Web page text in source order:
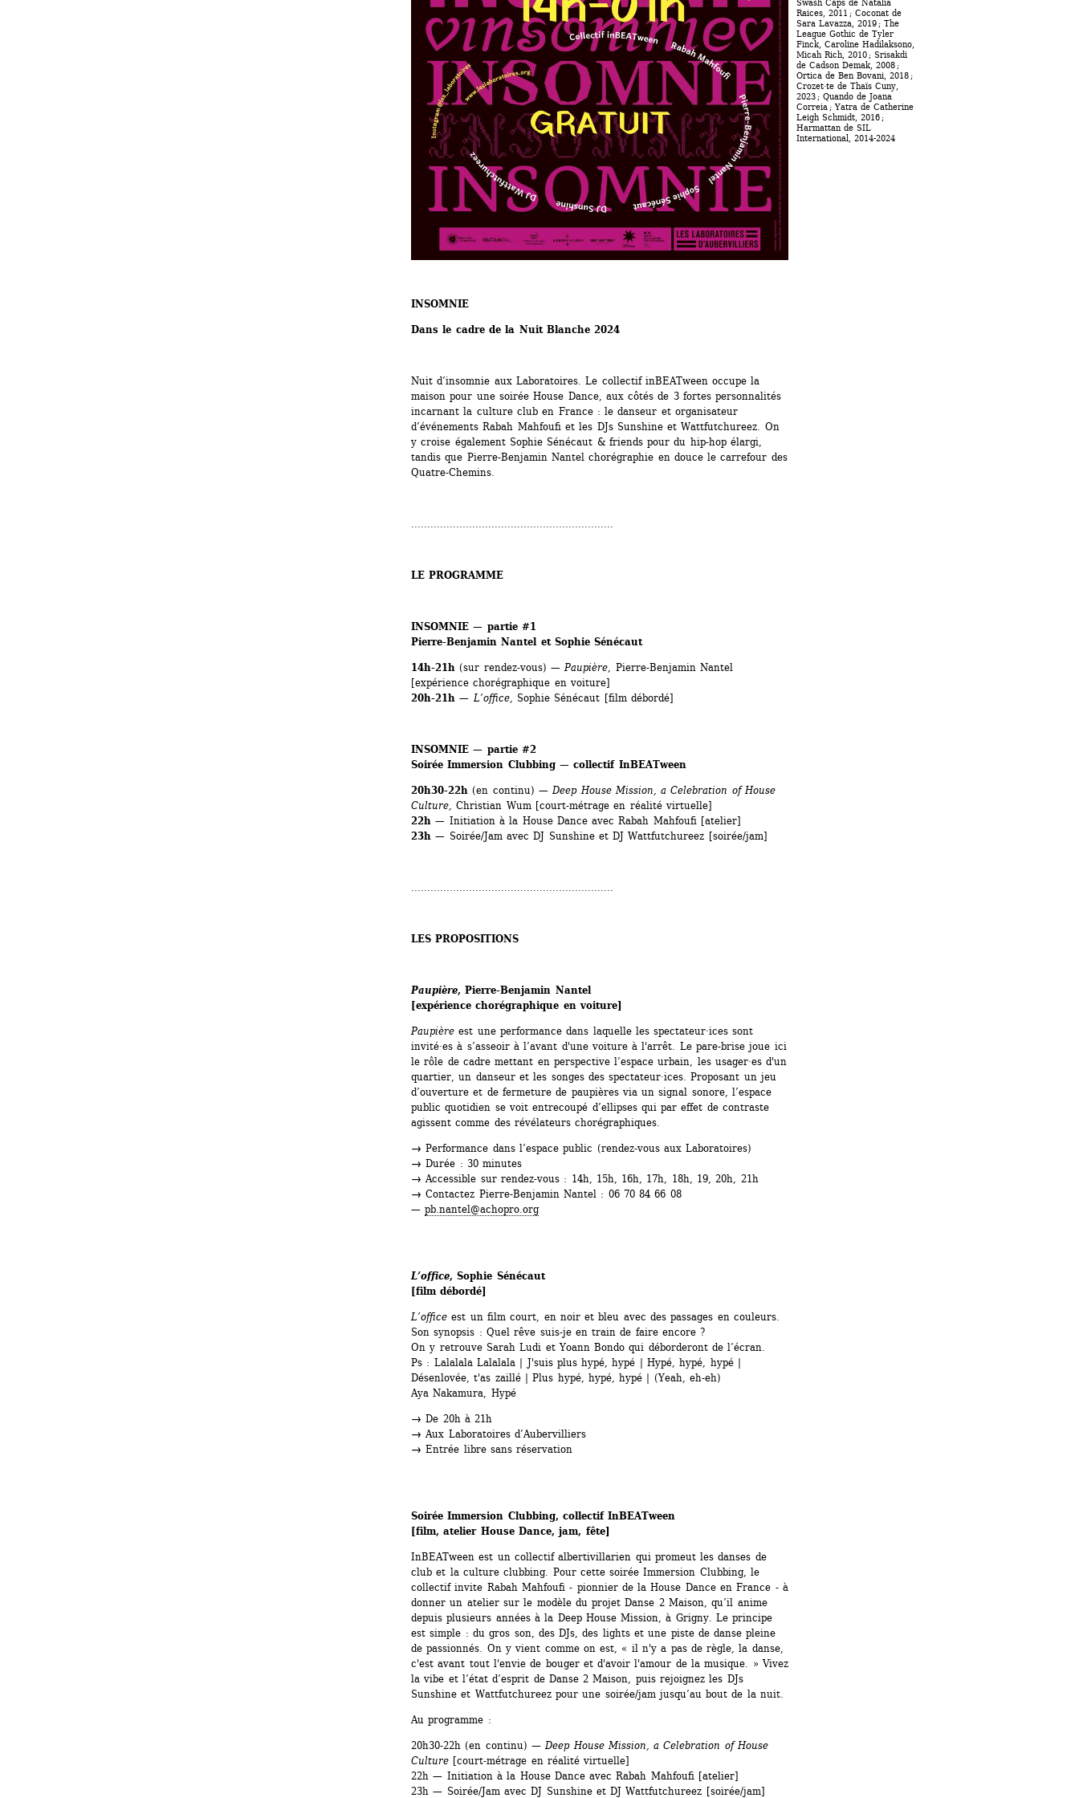
INSOMNIE
Dans le cadre de la Nuit Blanche 2024
Nuit d’insomnie aux Laboratoires. Le collectif inBEATween occupe la
maison pour une soirée House Dance, aux côtés de 3 fortes personnalités
incarnant la culture club en France : le danseur et organisateur
d’événements Rabah Mahfoufi et les DJs Sunshine et Wattfutchureez. On
y croise également Sophie Sénécaut & friends pour du hip-hop élargi,
tandis que Pierre-Benjamin Nantel chorégraphie en douce le carrefour des
Quatre-Chemins.
...............................................................
LE PROGRAMME
INSOMNIE — partie #1
Pierre-Benjamin Nantel et Sophie Sénécaut
14h-21h (sur rendez-vous) — Paupière, Pierre-Benjamin Nantel
[expérience chorégraphique en voiture]
20h-21h — L’office, Sophie Sénécaut [film débordé]
INSOMNIE — partie #2
Soirée Immersion Clubbing — collectif InBEATween
20h30-22h (en continu) — Deep House Mission, a Celebration of House
Culture, Christian Wum [court-métrage en réalité virtuelle]
22h — Initiation à la House Dance avec Rabah Mahfoufi [atelier]
23h — Soirée/Jam avec DJ Sunshine et DJ Wattfutchureez [soirée/jam]
...............................................................
LES PROPOSITIONS
Paupière, Pierre-Benjamin Nantel
[expérience chorégraphique en voiture]
Paupière est une performance dans laquelle les spectateur·ices sont
invité·es à s’asseoir à l’avant d'une voiture à l'arrêt. Le pare-brise joue ici
le rôle de cadre mettant en perspective l’espace urbain, les usager·es d'un
quartier, un danseur et les songes des spectateur·ices. Proposant un jeu
d’ouverture et de fermeture de paupières via un signal sonore, l’espace
public quotidien se voit entrecoupé d’ellipses qui par effet de contraste
agissent comme des révélateurs chorégraphiques.
→ Performance dans l’espace public (rendez-vous aux Laboratoires)
→ Durée : 30 minutes
→ Accessible sur rendez-vous : 14h, 15h, 16h, 17h, 18h, 19, 20h, 21h
→ Contactez Pierre-Benjamin Nantel : 06 70 84 66 08
— pb.nantel@achopro.org
L’office, Sophie Sénécaut
[film débordé]
L’office est un film court, en noir et bleu avec des passages en couleurs.
Son synopsis : Quel rêve suis-je en train de faire encore ?
On y retrouve Sarah Ludi et Yoann Bondo qui déborderont de l’écran.
Ps : Lalalala Lalalala | J'suis plus hypé, hypé | Hypé, hypé, hypé |
Désenlovée, t'as zaillé | Plus hypé, hypé, hypé | (Yeah, eh-eh)
Aya Nakamura, Hypé
→ De 20h à 21h
→ Aux Laboratoires d’Aubervilliers
→ Entrée libre sans réservation
Soirée Immersion Clubbing, collectif InBEATween
[film, atelier House Dance, jam, fête]
InBEATween est un collectif albertivillarien qui promeut les danses de
club et la culture clubbing. Pour cette soirée Immersion Clubbing, le
collectif invite Rabah Mahfoufi - pionnier de la House Dance en France - à
donner un atelier sur le modèle du projet Danse 2 Maison, qu’il anime
depuis plusieurs années à la Deep House Mission, à Grigny. Le principe
est simple : du gros son, des DJs, des lights et une piste de danse pleine
de passionnés. On y vient comme on est, « il n'y a pas de règle, la danse,
c'est avant tout l'envie de bouger et d'avoir l'amour de la musique. » Vivez
la vibe et l’état d’esprit de Danse 2 Maison, puis rejoignez les DJs
Sunshine et Wattfutchureez pour une soirée/jam jusqu’au bout de la nuit.
Au programme :
20h30-22h (en continu) — Deep House Mission, a Celebration of House
Culture [court-métrage en réalité virtuelle]
22h — Initiation à la House Dance avec Rabah Mahfoufi [atelier]
23h — Soirée/Jam avec DJ Sunshine et DJ Wattfutchureez [soirée/jam]
Swash Caps de Natalia
Raices, 2011 ; Coconat de
Sara Lavazza, 2019 ; The
League Gothic de Tyler
Finck, Caroline Hadilaksono,
Micah Rich, 2010 ; Srisakdi
de Cadson Demak, 2008 ;
Ortica de Ben Bovani, 2018 ;
Crozet·te de Thaïs Cuny,
2023 ; Quando de Joana
Correia ; Yatra de Catherine
Leigh Schmidt, 2016 ;
Harmattan de SIL
International, 2014-2024